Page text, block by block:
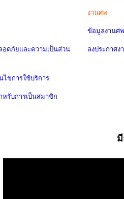
ดภัยและความเป็นส่วน
ไขการใช้บริการ
รับการเป็นสมาชิก
งานศพ
ข้อมูลงานศพ
ลงประกาศง